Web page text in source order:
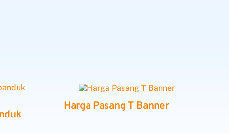
Harga Pasang T Banner